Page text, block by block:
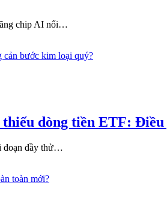
chip AI nổi…
dòng tiền ETF:
đoạn đầy thử…